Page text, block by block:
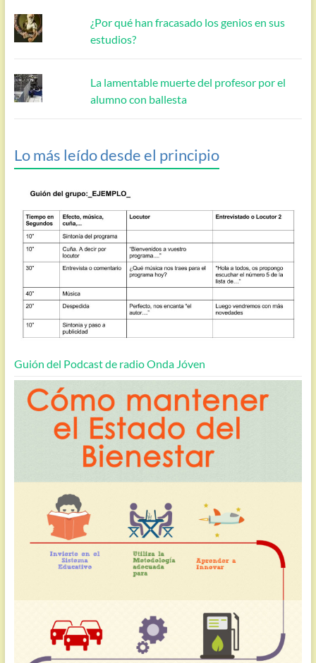
¿Por qué han fracasado los genios en sus
estudios?
La lamentable muerte del profesor por el
alumno con ballesta
Lo más leído desde el principio
Guión del Podcast de radio Onda Jóven